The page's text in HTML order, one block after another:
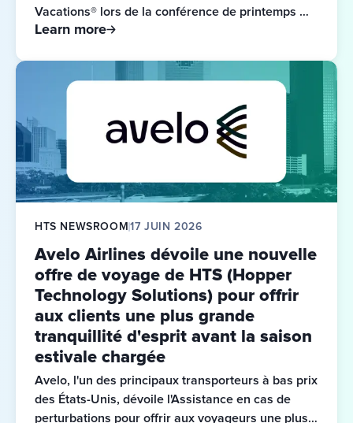
Vacations® lors de la conférence de printemps
annuelle de l'ARDA (American Resort
Learn more
HTS NEWSROOM 17 JUIN 2026
Avelo Airlines dévoile une nouvelle
offre de voyage de HTS (Hopper
Technology Solutions) pour offrir
aux clients une plus grande
tranquillité d'esprit avant la saison
estivale chargée
Avelo, l'un des principaux transporteurs à bas prix
des États-Unis, dévoile l'Assistance en cas de
perturbations pour offrir aux voyageurs une plus